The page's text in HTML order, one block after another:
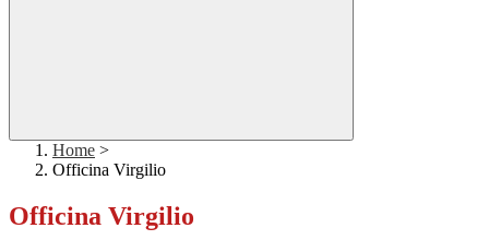
Home >
Officina Virgilio
Officina Virgilio